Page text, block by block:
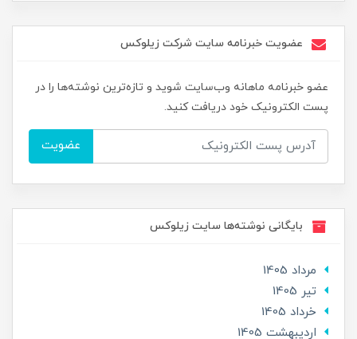
عضویت خبرنامه سایت شرکت زیلوکس
عضو خبرنامه ماهانه وب‌سایت شوید و تازه‌ترین نوشته‌ها را در
پست الکترونیک خود دریافت کنید.
عضویت
بایگانی نوشته‌ها سایت زیلوکس
مرداد 1405
تير 1405
خرداد 1405
ارديبهشت 1405